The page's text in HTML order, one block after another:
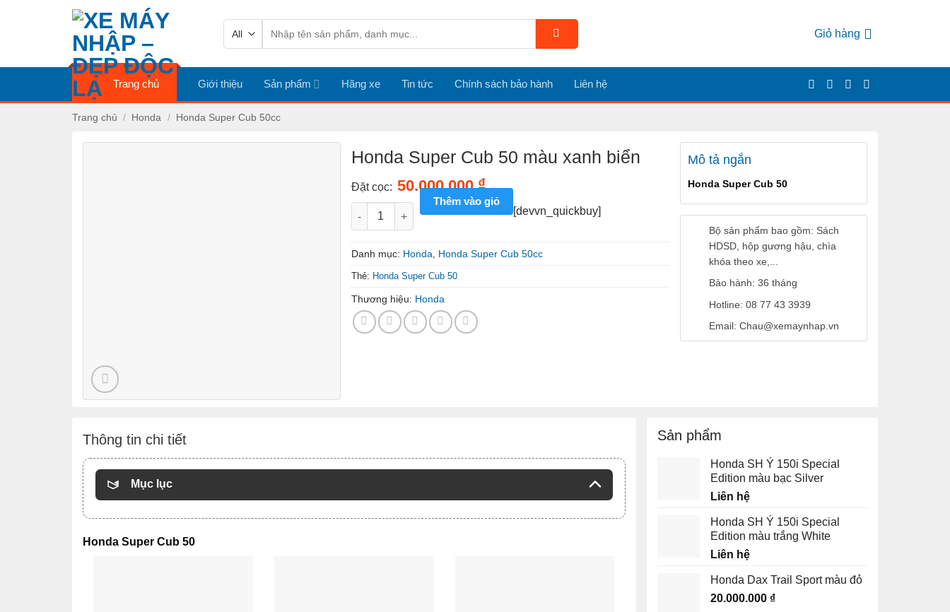
kiếm:
Giỏ hàng
Trang chủ Giới thiệu Sản phẩm Hãng xe Tin tức Chính sách bảo hành Liên hệ
Trang chủ / Honda / Honda Super Cub 50cc
Honda Super Cub 50 màu xanh biển
Đặt cọc: 50.000.000₫
Honda Super Cub 50 màu xanh biển số lượng
Thêm vào giỏ
[devvn_quickbuy]
Danh mục: Honda Honda Super Cub 50cc
Thẻ: Honda Super Cub 50
Thương hiệu: Honda
Mô tả ngắn
Honda Super Cub 50
Bộ sản phẩm bao gồm: Sách
HDSD, hộp gương hậu, chìa
khóa theo xe,...
Bảo hành: 36 tháng
Hotline: 08 77 43 3939
Email: Chau@xemaynhap.vn
Thông tin chi tiết
Mục lục
Honda Super Cub 50
Sản phẩm
Honda SH Ý 150i Special
Edition màu bạc Silver
Liên hệ
Honda SH Ý 150i Special
Edition màu trắng White
Liên hệ
Honda Dax Trail Sport màu đỏ
20.000.000 ₫